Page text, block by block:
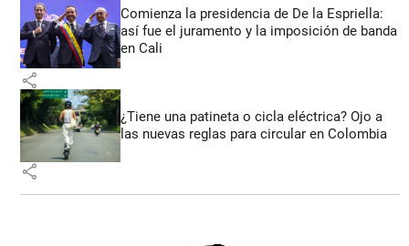
Comienza la presidencia de De la Espriella:
así fue el juramento y la imposición de banda
en Cali
share
¿Tiene una patineta o cicla eléctrica? Ojo a
las nuevas reglas para circular en Colombia
share